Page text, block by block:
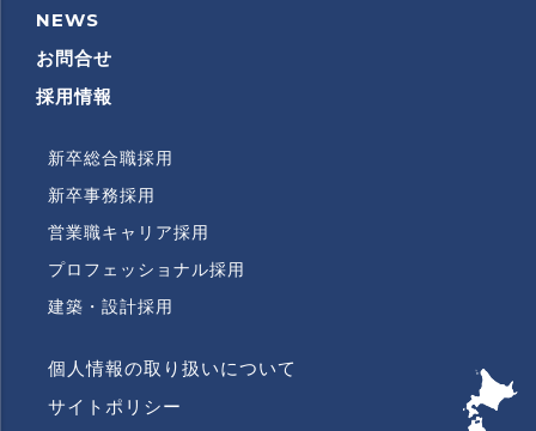
RECRUITMENT
NEWS
お問合せ
採用情報
RECRUITMENT
SUBMENU
新卒総合職採用
新卒事務採用
営業職キャリア採用
プロフェッショナル採用
建築・設計採用
FOOTER
COLUMN
個人情報の取り扱いについて
サイトポリシー